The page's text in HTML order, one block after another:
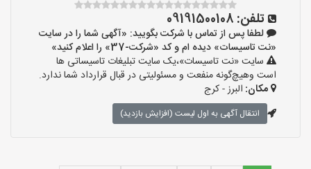
تلفن: 09191500108
لطفا پس از تماس با شرکت بگویید: «آگهی شما را در سایت
«نت تاسیسات» دیده ام و کد «شرکت-37» را اعلام کنید»
سایت «نت تاسیسات»،یک سایت تبلیغات تاسیساتی ها
است وهیچ‌گونه منفعت و مسئولیتی در قبال قرارداد شما ندارد.
مکان: البرز - کرج
انتقال آگهی به اول لیست (افزایش بازدید)